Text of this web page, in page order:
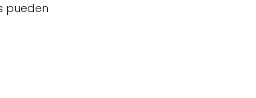
pueden